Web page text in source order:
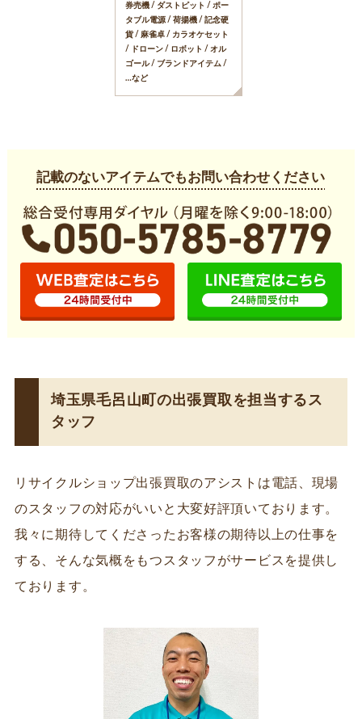
券売機 / ダストピット / ポー
タブル電源 / 荷揚機 / 記念硬
貨 / 麻雀卓 / カラオケセット
/ ドローン / ロボット / オル
ゴール / ブランドアイテム /
…など
記載のないアイテムでもお問い合わせください
埼玉県毛呂山町の出張買取を担当するス
タッフ
リサイクルショップ出張買取のアシストは電話、現場
のスタッフの対応がいいと大変好評頂いております。
我々に期待してくださったお客様の期待以上の仕事を
する、そんな気概をもつスタッフがサービスを提供し
ております。